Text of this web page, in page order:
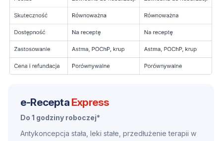
e-Recepta Express
Do 1 godziny roboczej*
Antykoncepcja stała, leki stałe, przedłużenie terapii w